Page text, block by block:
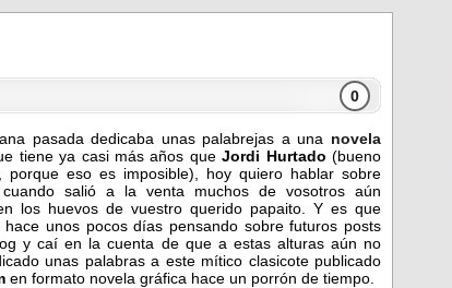
0
pasada dedicaba unas palabrejas a una novela
tiene ya casi más años queJordi Hurtado (bueno
porque eso es imposible), hoy quiero hablar sobre
salió a la venta muchos de vosotros aún
los huevos de vuestro querido papaito. Y es que
hace unos pocos días pensando sobre futuros posts
y caí en la cuenta de que a estas alturas aún no
unas palabras a este mítico clasicote publicado
en formato novela gráfica hace un porrón de tiempo.